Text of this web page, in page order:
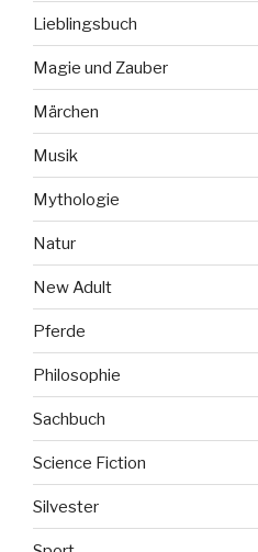
Lieblingsbuch
Magie und Zauber
Märchen
Musik
Mythologie
Natur
New Adult
Pferde
Philosophie
Sachbuch
Science Fiction
Silvester